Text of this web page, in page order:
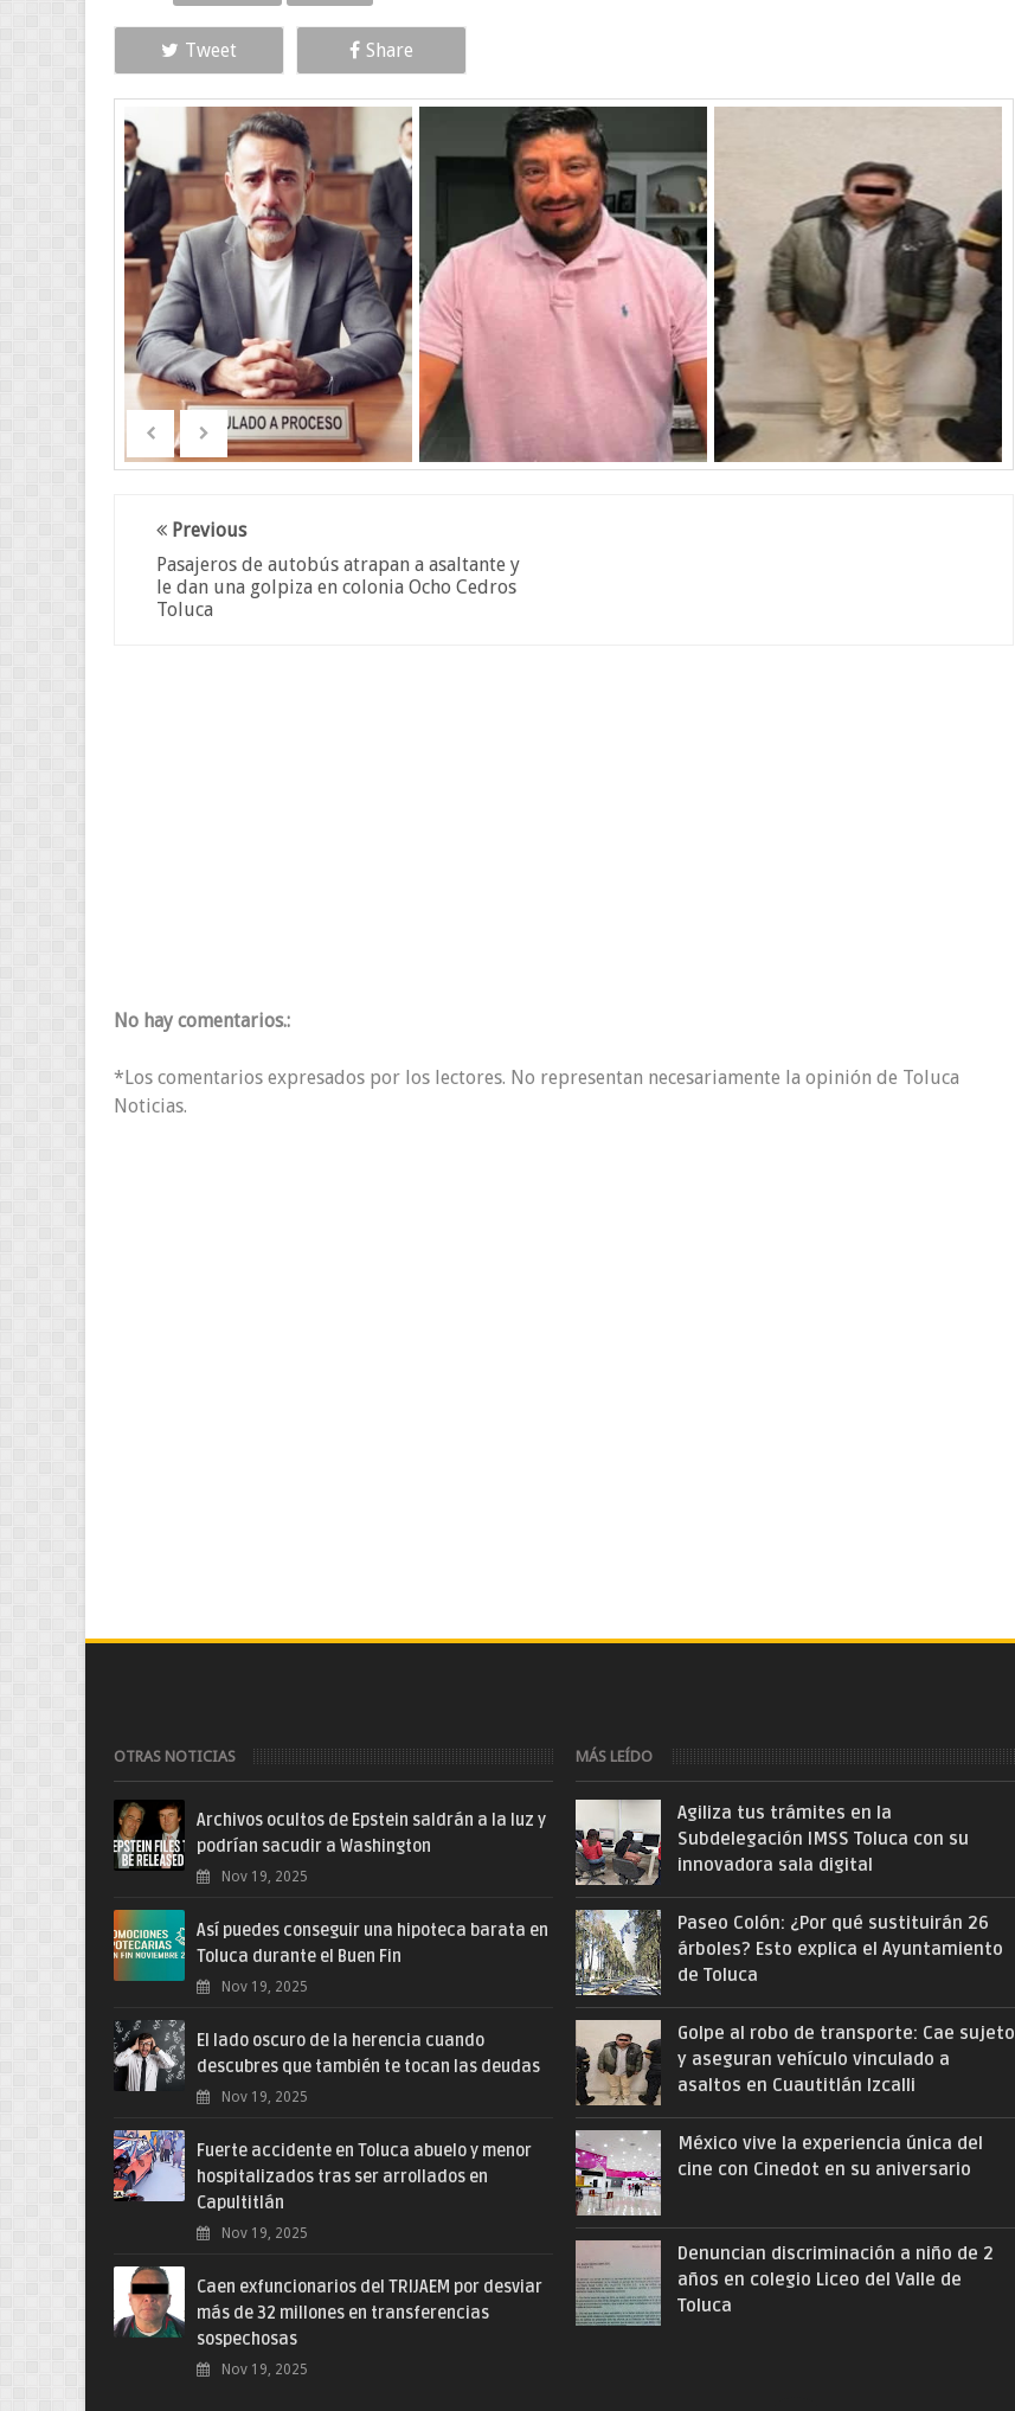
Tweet Share
Previous
Pasajeros de autobús atrapan a asaltante y
le dan una golpiza en colonia Ocho Cedros
Toluca
No hay comentarios.:
*Los comentarios expresados por los lectores. No representan necesariamente la opinión de Toluca
Noticias.
OTRAS NOTICIAS
Archivos ocultos de Epstein saldrán a la luz y
podrían sacudir a Washington
Nov 19, 2025
Así puedes conseguir una hipoteca barata en
Toluca durante el Buen Fin
Nov 19, 2025
El lado oscuro de la herencia cuando
descubres que también te tocan las deudas
Nov 19, 2025
Fuerte accidente en Toluca abuelo y menor
hospitalizados tras ser arrollados en
Capultitlán
Nov 19, 2025
Caen exfuncionarios del TRIJAEM por desviar
más de 32 millones en transferencias
sospechosas
Nov 19, 2025
MÁS LEÍDO
Agiliza tus trámites en la
Subdelegación IMSS Toluca con su
innovadora sala digital
Paseo Colón: ¿Por qué sustituirán 26
árboles? Esto explica el Ayuntamiento
de Toluca
Golpe al robo de transporte: Cae sujeto
y aseguran vehículo vinculado a
asaltos en Cuautitlán Izcalli
México vive la experiencia única del
cine con Cinedot en su aniversario
Denuncian discriminación a niño de 2
años en colegio Liceo del Valle de
Toluca